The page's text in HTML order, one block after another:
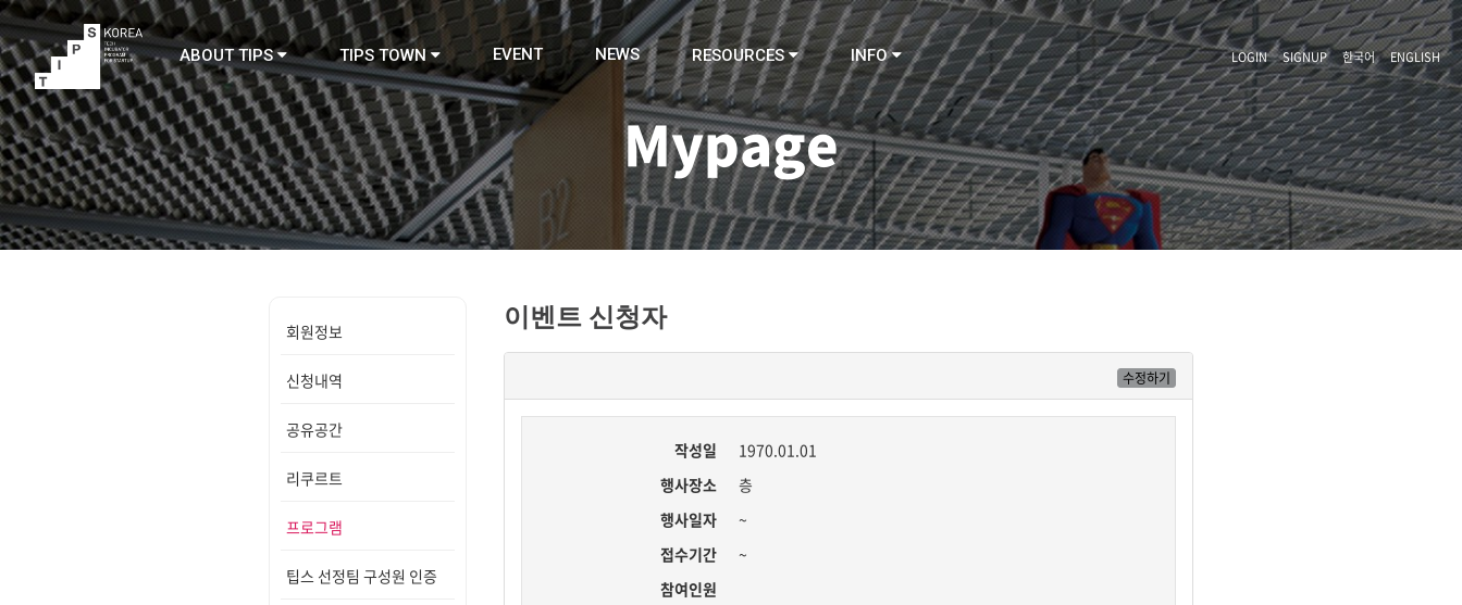
한국어 ENGLISH
LOGIN SIGNUP
TIPS
ABOUT TIPS TIPS TOWN EVENT NEWS RESOURCES INFO
Mypage
이벤트 신청자
수정하기
작성일
1970.01.01
행사장소
층
행사일자
~
접수기간
~
참여인원
회원정보
신청내역
공유공간
리쿠르트
프로그램
팁스 선정팀 구성원 인증